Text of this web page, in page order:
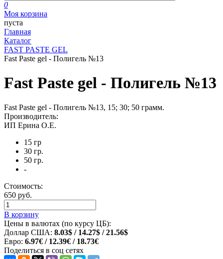
0
Моя корзина
пуста
Главная
Каталог
FAST PASTE GEL
Fast Paste gel - Полигель №13
Fast Paste gel - Полигель №13
Fast Paste gel - Полигель №13, 15; 30; 50 грамм.
Производитель:
ИП Ерина О.Е.
15 гр
30 гр.
50 гр.
-
Стоимость:
650 руб.
В корзину
Цены в валютах (по курсу ЦБ):
Доллар США: 8.03$ / 14.27$ / 21.56$
Евро: 6.97€ / 12.39€ / 18.73€
Поделиться в соц сетях